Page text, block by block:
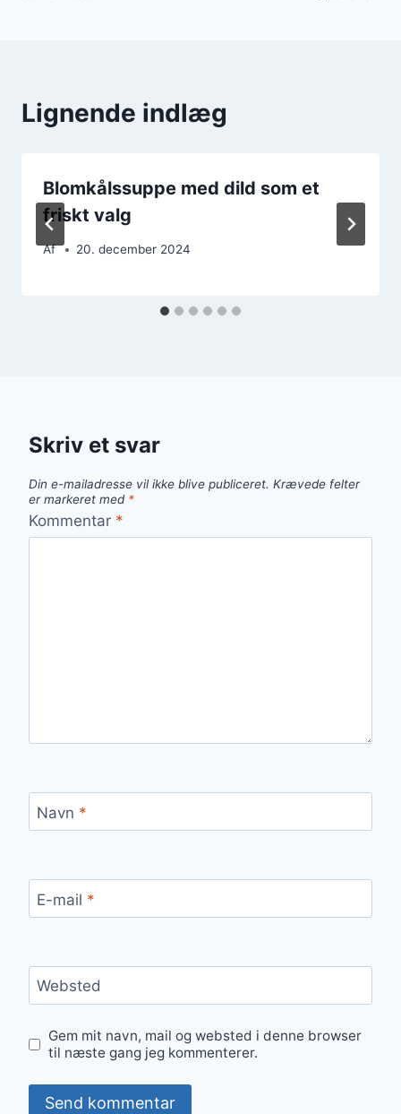
Lignende indlæg
Blomkålssuppe med dild som et
friskt valg
Af 20. december 2024
Skriv et svar
Din e-mailadresse vil ikke blive publiceret. Krævede felter
er markeret med *
Kommentar *
Navn *
E-mail *
Websted
Gem mit navn, mail og websted i denne browser
til næste gang jeg kommenterer.